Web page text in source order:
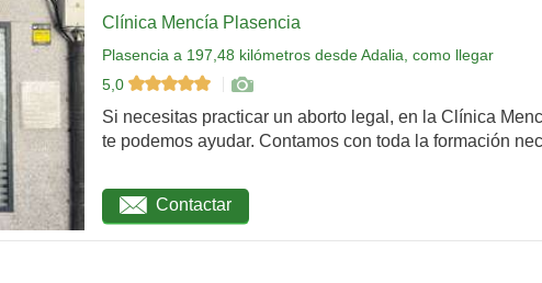
Clínica Mencía Plasencia
Plasencia a 197,48 kilómetros desde Adalia, como llegar
5,0
Si necesitas practicar un aborto legal, en la Clínica
te podemos ayudar. Contamos con toda la formación
Contactar